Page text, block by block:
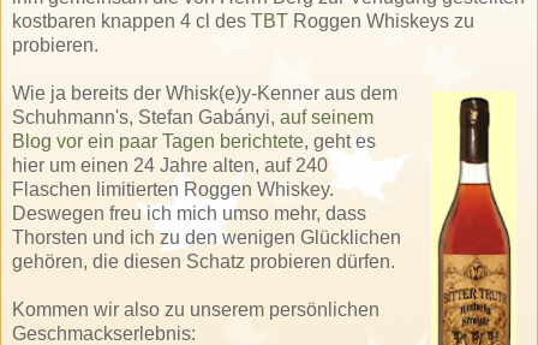
kostbaren knappen 4 cl des TBT Roggen Whiskeys zu
probieren.
Wie ja bereits der Whisk(e)y-Kenner aus dem
Schuhmann's, Stefan Gabányi, auf seinem
Blog vor ein paar Tagen berichtete, geht es
hier um einen 24 Jahre alten, auf 240
Flaschen limitierten Roggen Whiskey.
Deswegen freu ich mich umso mehr, dass
Thorsten und ich zu den wenigen Glücklichen
gehören, die diesen Schatz probieren dürfen.
Kommen wir also zu unserem persönlichen
Geschmackserlebnis: